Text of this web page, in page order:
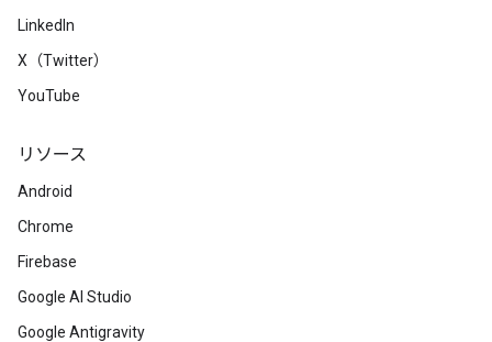
LinkedIn
X（Twitter）
YouTube
リソース
Android
Chrome
Firebase
Google AI Studio
Google Antigravity